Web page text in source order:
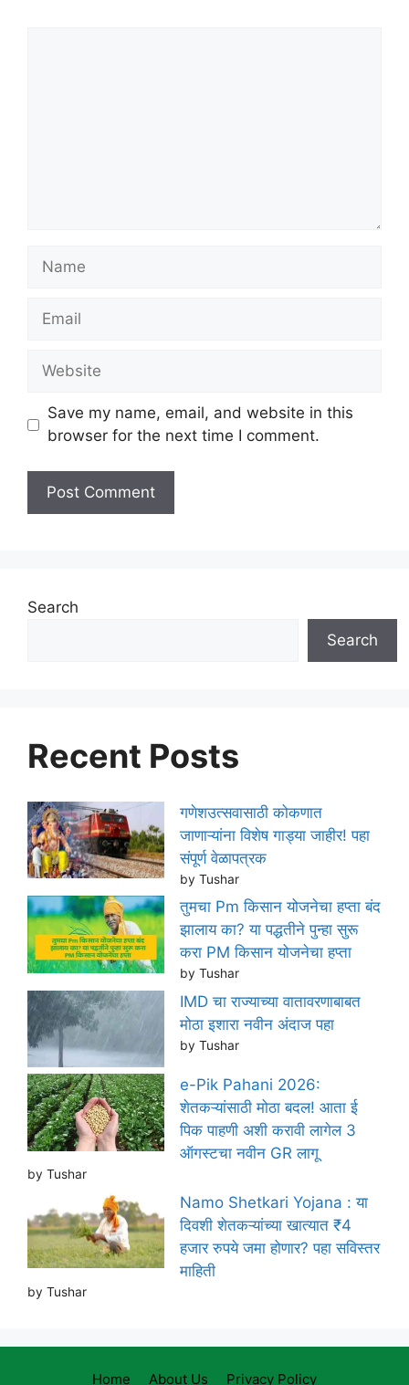
Name
Email
Website
Save my name, email, and website in this
browser for the next time I comment.
Search
Search
Recent Posts
गणेशउत्सवासाठी कोकणात
जाणाऱ्यांना विशेष गाड्या जाहीर! पहा
संपूर्ण वेळापत्रक
by Tushar
तुमचा Pm किसान योजनेचा हप्ता बंद
झालाय का? या पद्धतीने पुन्हा सुरू
करा PM किसान योजनेचा हप्ता
by Tushar
IMD चा राज्याच्या वातावरणाबाबत
मोठा इशारा नवीन अंदाज पहा
by Tushar
e-Pik Pahani 2026:
शेतकऱ्यांसाठी मोठा बदल! आता ई
पिक पाहणी अशी करावी लागेल 3
ऑगस्टचा नवीन GR लागू
by Tushar
Namo Shetkari Yojana : या
दिवशी शेतकऱ्यांच्या खात्यात ₹4
हजार रुपये जमा होणार? पहा सविस्तर
माहिती
by Tushar
Home About Us Privacy Policy